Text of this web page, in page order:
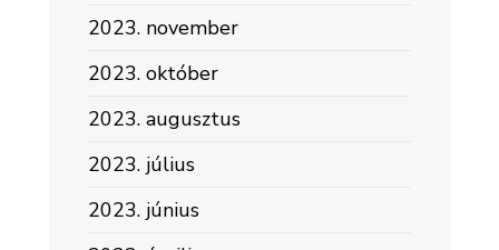
2023. november
2023. október
2023. augusztus
2023. július
2023. június